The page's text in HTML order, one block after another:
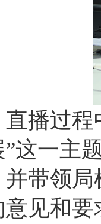
过程中
”这一主
并带领
意见和要